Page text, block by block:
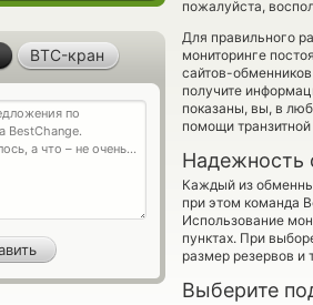
пожалуйста,
Для правильного
мониторинге
сайтов-
получите
показаны, вы, в
помощи
Надежность
Каждый из
при этом команда
Использование
пунктах. При
размер резервов и
Выберите
BTC-кран